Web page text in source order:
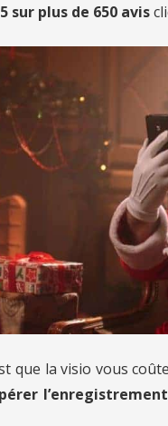
sur plus de 650 avis
que la visio vous